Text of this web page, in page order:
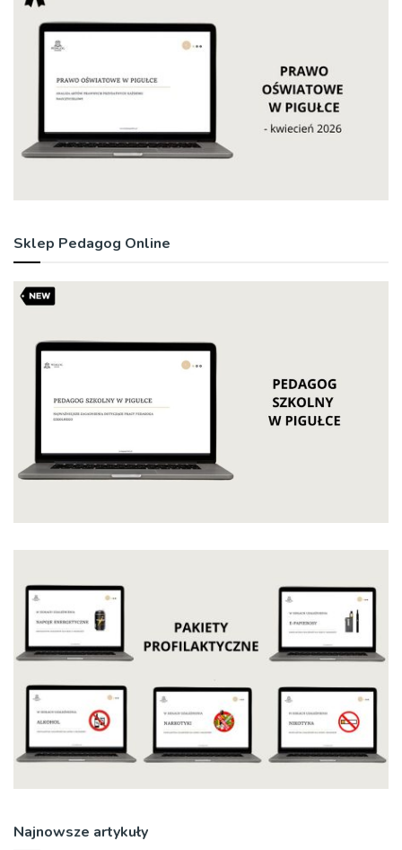
Sklep Pedagog Online
Najnowsze artykuły